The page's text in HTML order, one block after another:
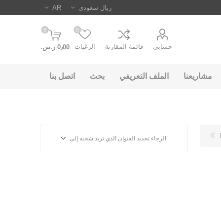
حسابي قائمة المقارنة الرغبات
0
0
0٫00 ر.س.‏
مشاريعنا الملف التعريفي بحث اتصل بنا
الرجاء تحديد العنوان الذي تريد شحنه إلى